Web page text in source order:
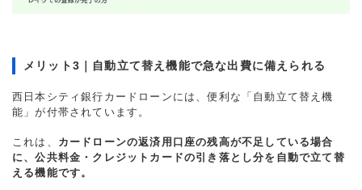
メリット3｜自動立て替え機能で急な出費に備えられる
西日本シティ銀行カードローンには、便利な「自動立て替え機
能」が付帯されています。
これは、 カードローンの返済用口座の残高が不足している場合
に、公共料金・クレジットカードの引き落とし分を自動で立て替
える機能です。